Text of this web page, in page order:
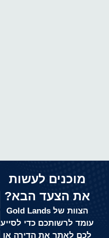
מוכנים לעשות
את הצעד הבא?
הצוות של Gold Lands
עומד לרשותכם כדי לסייע
לכם לאתר את הדירה או